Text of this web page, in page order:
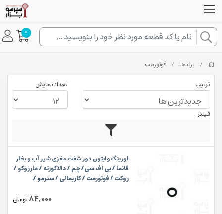
0
/ برندها / فوتورمت
ترتیب تعداد نمایش
فیلتر
اورینگ وایتون دور شفت مغزی شیر آب و بخار
فائما / بی اف سی/چم / دالاکورته / مارزوکو /
روکت / فوتورمت / کاریمالی / سنرمو /
84,000تومان